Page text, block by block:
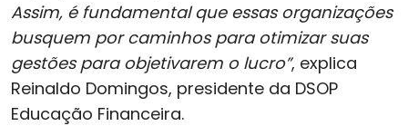
Assim, é fundamental que essas organizações
busquem por caminhos para otimizar suas
gestões para objetivarem o lucro”, explica
Reinaldo Domingos, presidente da DSOP
Educação Financeira.